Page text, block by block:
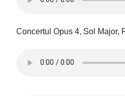
Concertul Opus 4, Sol Major,